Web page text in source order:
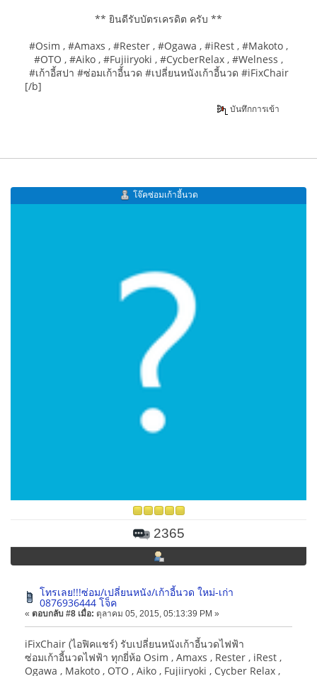
** ยินดีรับบัตรเครดิต ครับ **
#Osim , #Amaxs , #Rester , #Ogawa , #iRest , #Makoto ,
#OTO , #Aiko , #Fujiiryoki , #CycberRelax , #Welness ,
#เก้าอี้สปา #ซ่อมเก้าอี้นวด #เปลี่ยนหนังเก้าอี้นวด #iFixChair
[/b]
บันทึกการเข้า
โจ๊คซ่อมเก้าอี้นวด
2365
โทรเลย!!!ซ่อม/เปลี่ยนหนัง/เก้าอี้นวด ใหม่-เก่า
0876936444 โจ็ค
« ตอบกลับ #8 เมื่อ: ตุลาคม 05, 2015, 05:13:39 PM »
iFixChair (ไอฟิคแชร์) รับเปลี่ยนหนังเก้าอี้นวดไฟฟ้า
ซ่อมเก้าอี้นวดไฟฟ้า ทุกยี่ห้อ Osim , Amaxs , Rester , iRest ,
Ogawa , Makoto , OTO , Aiko , Fujiiryoki , Cycber Relax ,